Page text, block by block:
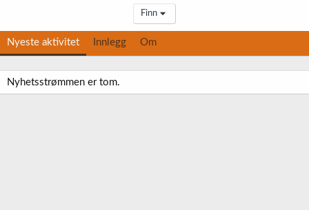
Finn
Nyeste aktivitet Innlegg Om
Nyhetsstrømmen er tom.